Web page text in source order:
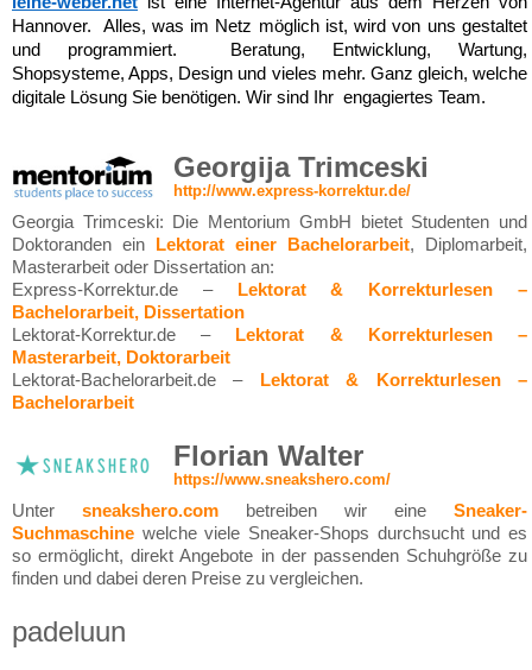
Hannover. Alles, was im Netz möglich ist, wird von uns gestaltet
und programmiert. Beratung, Entwicklung, Wartung,
Shopsysteme, Apps, Design und vieles mehr. Ganz gleich, welche
digitale Lösung Sie benötigen. Wir sind Ihr engagiertes Team.
Georgija Trimceski
http://www.express-korrektur.de/
Georgia Trimceski: Die Mentorium GmbH bietet Studenten und
Doktoranden ein Lektorat einer Bachelorarbeit, Diplomarbeit,
Masterarbeit oder Dissertation an:
Express-Korrektur.de – Lektorat & Korrekturlesen –
Bachelorarbeit, Dissertation
Lektorat-Korrektur.de – Lektorat & Korrekturlesen –
Masterarbeit, Doktorarbeit
Lektorat-Bachelorarbeit.de – Lektorat & Korrekturlesen –
Bachelorarbeit
Florian Walter
https://www.sneakshero.com/
Unter sneakshero.com betreiben wir eine Sneaker-
Suchmaschine welche viele Sneaker-Shops durchsucht und es
so ermöglicht, direkt Angebote in der passenden Schuhgröße zu
finden und dabei deren Preise zu vergleichen.
padeluun